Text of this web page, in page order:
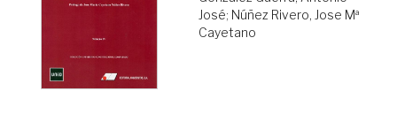
José; Núñez Rivero, Jose Mª
Cayetano